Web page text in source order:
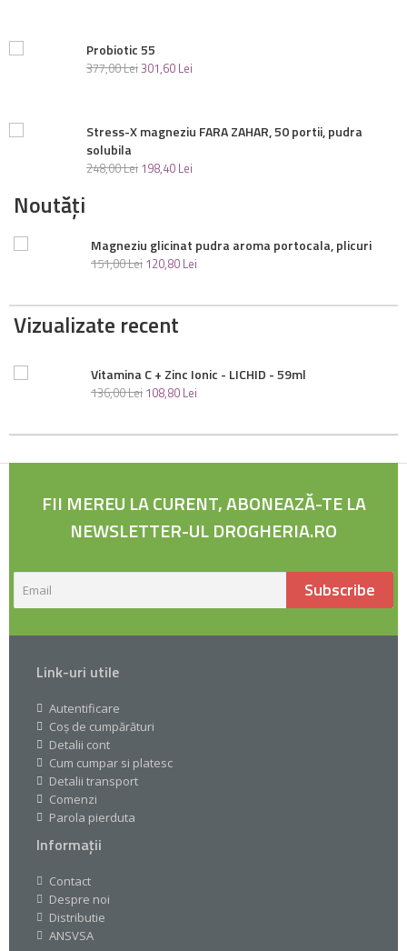
Probiotic 55
377,00Lei301,60 Lei
Stress-X magneziu FARA ZAHAR, 50 portii, pudra
solubila
248,00Lei 198,40 Lei
Noutăți
Magneziu glicinat pudra aroma portocala, plicuri
151,00Lei 120,80 Lei
Vizualizate recent
Vitamina C + Zinc Ionic - LICHID - 59ml
136,00Lei 108,80 Lei
FII MEREU LA CURENT, ABONEAZĂ-TE LA
NEWSLETTER-UL DROGHERIA.RO
Subscribe
Link-uri utile
Autentificare
Coș de cumpărături
Detalii cont
Cum cumpar si platesc
Detalii transport
Comenzi
Parola pierduta
Informații
Contact
Despre noi
Distributie
ANSVSA